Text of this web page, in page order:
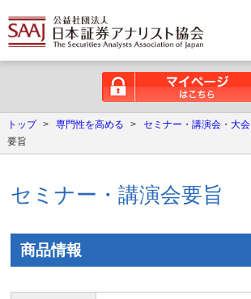
トップ > 専門性を高める > セミナー・講演会・大会
要旨
セミナー・講演会要旨
商品情報